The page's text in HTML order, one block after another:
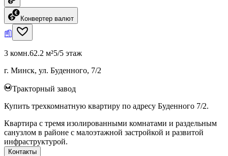
Конвертер валют
3 комн.62.2 м²5/5 этаж
г. Минск, ул. Буденного, 7/2
Тракторный завод
Купить трехкомнатную квартиру по адресу Буденного 7/2.
Квартира с тремя изолированными комнатами и раздельным
санузлом в районе с малоэтажной застройкой и развитой
инфраструктурой.
Контакты